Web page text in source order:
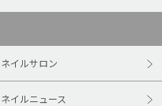
ネイルサロン
ネイルニュース